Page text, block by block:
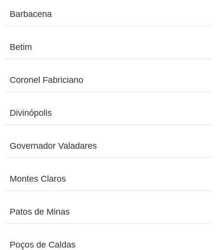
Barbacena
Betim
Coronel Fabriciano
Divinópolis
Governador Valadares
Montes Claros
Patos de Minas
Poços de Caldas